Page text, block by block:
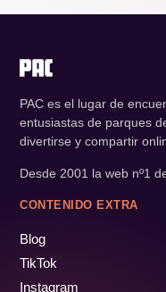
PAC es el lugar de
entusiastas de parques
divertirse y compartir
Desde 2001 la web nº1
CONTENIDO EXTRA
Blog
TikTok
Instagram